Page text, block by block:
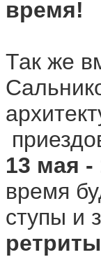
время!
Так же
13 мая -
время
ступы и